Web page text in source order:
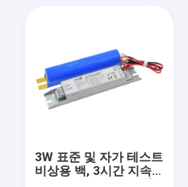
3W 표준 및 자가 테스트
비상용 백, 3시간 지속